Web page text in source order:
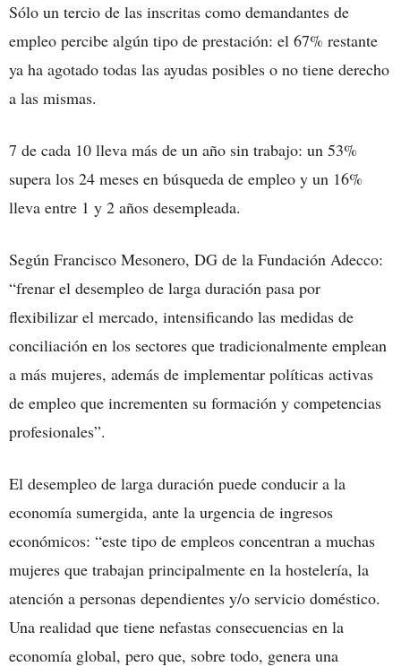
Sólo un tercio de las inscritas como demandantes de
empleo percibe algún tipo de prestación: el 67% restante
ya ha agotado todas las ayudas posibles o no tiene derecho
a las mismas.
7 de cada 10 lleva más de un año sin trabajo: un 53%
supera los 24 meses en búsqueda de empleo y un 16%
lleva entre 1 y 2 años desempleada.
Según Francisco Mesonero, DG de la Fundación Adecco:
“frenar el desempleo de larga duración pasa por
flexibilizar el mercado, intensificando las medidas de
conciliación en los sectores que tradicionalmente emplean
a más mujeres, además de implementar políticas activas
de empleo que incrementen su formación y competencias
profesionales”.
El desempleo de larga duración puede conducir a la
economía sumergida, ante la urgencia de ingresos
económicos: “este tipo de empleos concentran a muchas
mujeres que trabajan principalmente en la hostelería, la
atención a personas dependientes y/o servicio doméstico.
Una realidad que tiene nefastas consecuencias en la
economía global, pero que, sobre todo, genera una